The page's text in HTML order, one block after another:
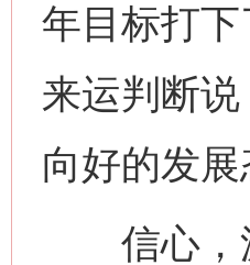
年目标打
来运判断
向好的发展
信心，源